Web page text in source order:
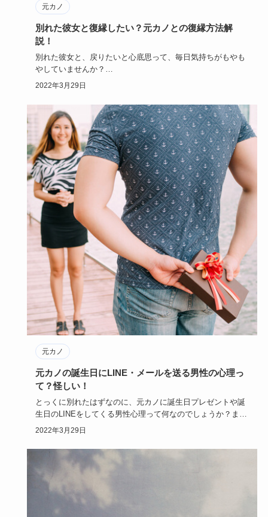
元カノ
別れた彼女と復縁したい？元カノとの復縁方法解
説！
別れた彼女と、戻りたいと心底思って、毎日気持ちがもやも
やしていませんか？
別れたことで、彼女に対する気持ちが分かって後悔…
2022年3月29日
元カノ
元カノの誕生日にLINE・メールを送る男性の心理っ
て？怪しい！
とっくに別れたはずなのに、元カノに誕生日プレゼントや誕
生日のLINEをしてくる男性心理って何なのでしょうか？また
やり直した…
2022年3月29日